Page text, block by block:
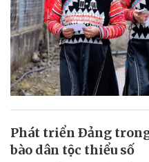
Phát triển Ðảng
bào dân tộc thiểu số